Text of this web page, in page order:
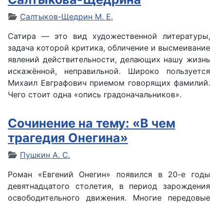
Салтыков-Щедрин М. Е.
Сатира — это вид художественной литературы,
задача которой критика, обличение и высмеивание
явлений действительности, делающих нашу жизнь
искажённой, неправильной. Широко пользуется
Михаил Евграфович приемом говорящих фамилий.
Чего стоит одна «опись градоначальников».
Сочинение на тему: «В чем
трагедия Онегина»
Пушкин А. С.
Роман «Евгений Онегин» появился в 20-е годы
девятнадцатого столетия, в период зарождения
освободительного движения. Многие передовые